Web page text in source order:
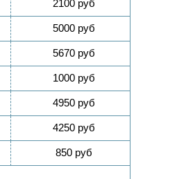
2100 руб
5000 руб
5670 руб
1000 руб
4950 руб
4250 руб
850 руб